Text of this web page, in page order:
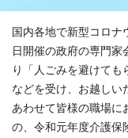
国内各地で新型コロナ
日開催の政府の専門家
り「人ごみを避けても
などを受け、お越しい
あわせて皆様の職場に
の、令和元年度介護保